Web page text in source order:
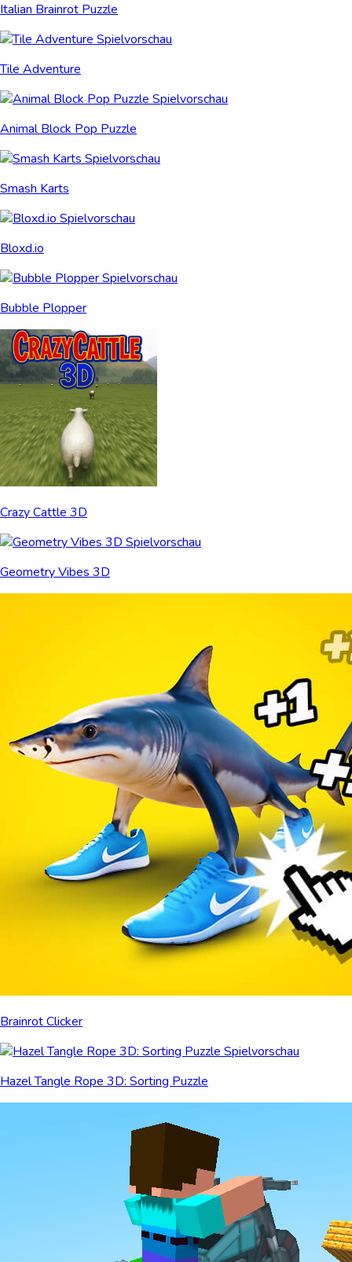
Italian Brainrot Puzzle
Tile Adventure
Animal Block Pop Puzzle
Smash Karts
Bloxd.io
Bubble Plopper
Crazy Cattle 3D
Geometry Vibes 3D
Brainrot Clicker
Hazel Tangle Rope 3D: Sorting Puzzle